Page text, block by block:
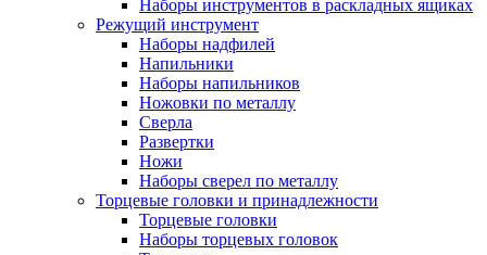
Наборы инструментов в раскладных ящиках
Режущий инструмент
Наборы надфилей
Напильники
Наборы напильников
Ножовки по металлу
Сверла
Развертки
Ножи
Наборы сверел по металлу
Торцевые головки и принадлежности
Торцевые головки
Наборы торцевых головок